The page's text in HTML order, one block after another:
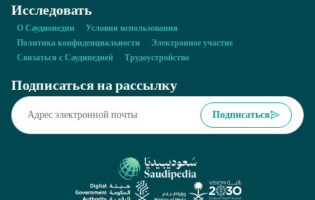
Исследовать
О Саудиопедии
Условия использования
Политика конфиденциальности
Электронное участие
Связаться с Саудипедией
Трудоустройство
Подписаться на рассылку
Подписаться